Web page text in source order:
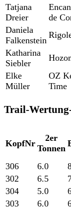
Tatjana
Dreier
de
Daniela
Falkenstein
Katharina
Siebler
Elke
Müller
OZ
Time
Trail-
KopfNr
2er
Tonnen
306 6.0
302
6.5
304
5.0
303
6.0